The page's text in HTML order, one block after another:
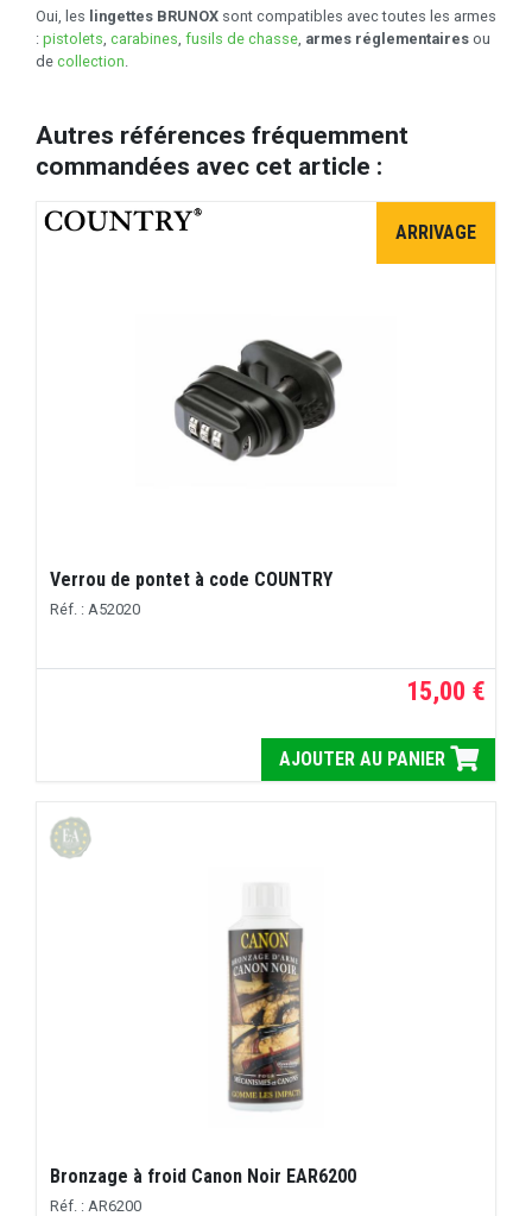
Oui, les lingettes BRUNOX sont compatibles avec toutes les armes
: pistolets, carabines, fusils de chasse, armes réglementaires ou
de collection.
Autres références fréquemment
commandées avec cet article :
ARRIVAGE
Verrou de pontet à code COUNTRY
Réf. : A52020
15,00 €
AJOUTER AU PANIER
Bronzage à froid Canon Noir EAR6200
Réf. : AR6200